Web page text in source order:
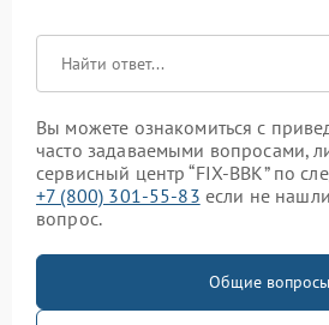
Вы можете ознакомиться с
часто задаваемыми вопросами,
сервисный центр “FIX-BBK” по
+7 (800) 301-55-83 если не
вопрос.
Общие вопросы